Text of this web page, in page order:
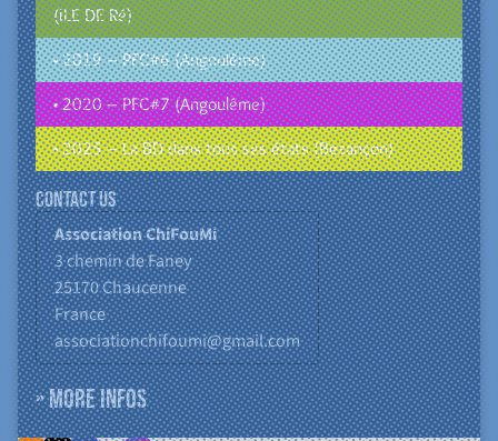
(ILE DE Ré)
• 2019 – PFC#6 (Angoulême)
• 2020 – PFC#7 (Angoulême)
• 2025 – La BD dans tous ses états (Besançon)
Contact us
Association ChiFouMi
3 chemin de Faney
25170Chaucenne
France
associationchifoumi@gmail.com
» More infos